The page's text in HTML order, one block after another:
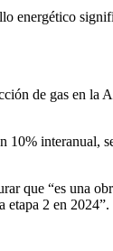
energético
de gas en la
10% interanual,
que “es una
etapa 2 en 2024”.